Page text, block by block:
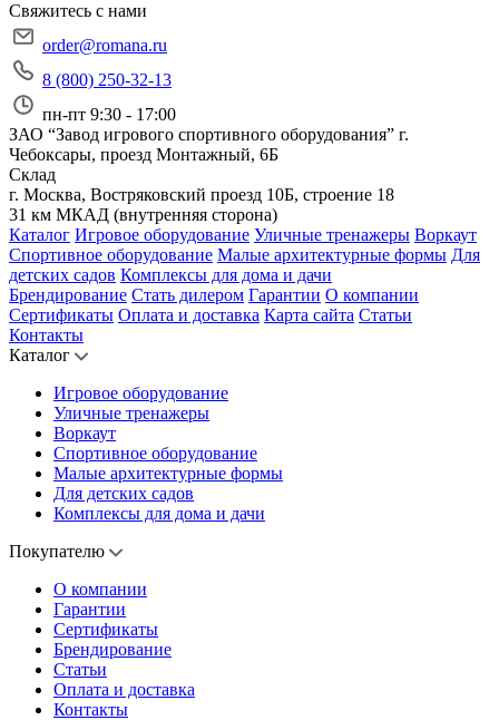
Свяжитесь с нами
order@romana.ru
8 (800) 250-32-13
пн-пт 9:30 - 17:00
ЗАО “Завод игрового спортивного оборудования” г.
Чебоксары, проезд Монтажный, 6Б
Склад
г. Москва, Востряковский проезд 10Б, строение 18
31 км МКАД (внутренняя сторона)
Каталог Игровое оборудование Уличные тренажеры Воркаут
Спортивное оборудование Малые архитектурные формы Для
детских садов Комплексы для дома и дачи
Брендирование Стать дилером Гарантии О компании
Сертификаты Оплата и доставка Карта сайта Статьи
Контакты
Каталог
Игровое оборудование
Уличные тренажеры
Воркаут
Спортивное оборудование
Малые архитектурные формы
Для детских садов
Комплексы для дома и дачи
Покупателю
О компании
Гарантии
Сертификаты
Брендирование
Статьи
Оплата и доставка
Контакты